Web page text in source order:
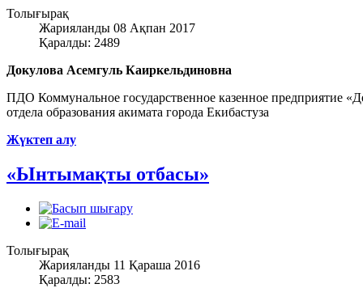
Толығырақ
Жарияланды 08 Ақпан 2017
Қаралды: 2489
Докулова Асемгуль Каиркельдиновна
ПДО Коммунальное государственное казенное предприятие
отдела образования акимата города Екибастуза
Жүктеп алу
«Ынтымақты отбасы»
Толығырақ
Жарияланды 11 Қараша 2016
Қаралды: 2583